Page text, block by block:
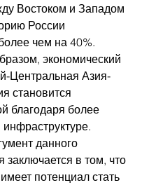
Востоком и Западом
России
чем на 40%.
Центральная Азия-
становится
благодаря более
данного
заключается в том, что
потенциал стать